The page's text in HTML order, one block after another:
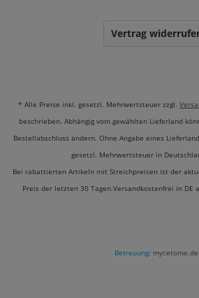
Vertrag
* Alle Preise inkl. gesetzl. Mehrwertsteuer zzgl.
beschrieben. Abhängig vom gewählten Lieferland
Bestellabschluss ändern. Ohne Angabe eines
gesetzl. Mehrwertsteuer in
Bei rabattierten Artikeln mit Streichpreisen ist der
Preis der letzten 30 Tagen.Versandkostenfrei in DE
Betreuung: mycetome.de